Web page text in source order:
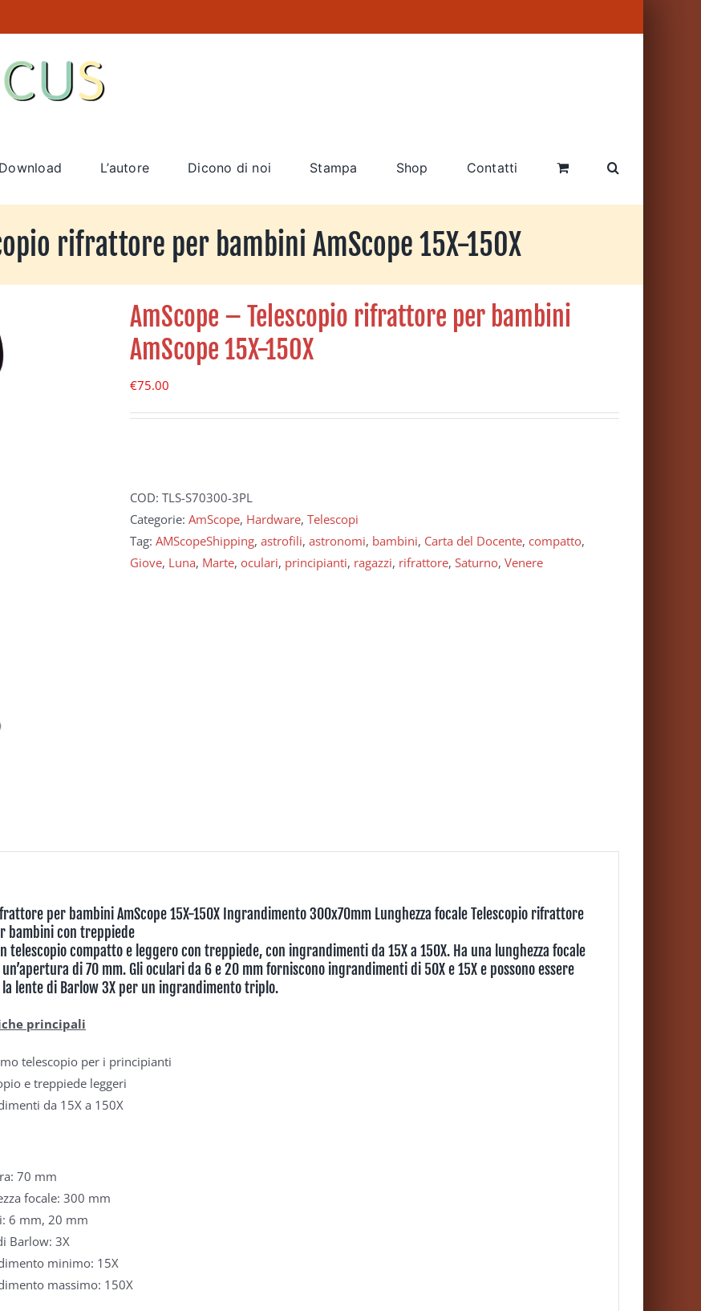
Download L’autore Dicono di noi Stampa Shop Contatti
rifrattore per bambini AmScope 15X-150X
AmScope – Telescopio rifrattore per bambini
AmScope 15X-150X
€75.00
COD: TLS-S70300-3PL
Categorie: AmScope, Hardware, Telescopi
Tag: AMScopeShipping, astrofili, astronomi, bambini, Carta del Docente, compatto,
Giove, Luna, Marte, oculari, principianti, ragazzi, rifrattore, Saturno, Venere
per bambini AmScope 15X-150X Ingrandimento 300x70mm Lunghezza focale Telescopio rifrattore
bambini con treppiede
telescopio compatto e leggero con treppiede, con ingrandimenti da 15X a 150X. Ha una lunghezza focale
di 70 mm. Gli oculari da 6 e 20 mm forniscono ingrandimenti di 50X e 15X e possono essere
lente di Barlow 3X per un ingrandimento triplo.
principali
telescopio per i principianti
e treppiede leggeri
da 15X a 150X
70 mm
focale: 300 mm
6 mm, 20 mm
Barlow: 3X
minimo: 15X
massimo: 150X